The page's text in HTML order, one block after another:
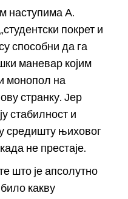
наступима А.
покрет и
способни да га
маневар којим
монопол на
странку. Јер
стабилност и
средишту њиховог
не престаје.
што је апсолутно
какву